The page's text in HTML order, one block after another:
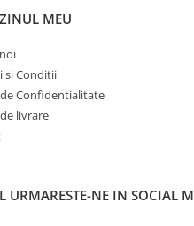
MEU
si Conditii
Confidentialitate
livrare
URMARESTE-NE IN SOCIAL